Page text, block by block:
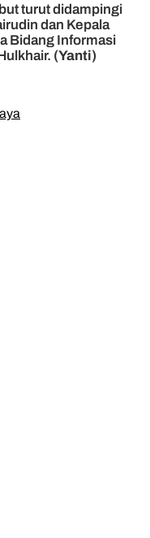
turut didampingi
dan Kepala
Bidang Informasi
(Yanti)